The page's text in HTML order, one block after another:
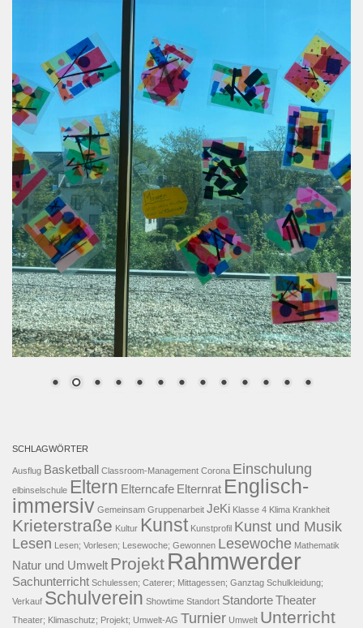
SCHLAGWÖRTER
Ausflug Basketball Classroom-Management Corona Einschulung
elbinselschule Eltern Elterncafe Elternrat Englisch-
immersiv Gemeinsam Gruppenarbeit JeKi Klasse 4 Klima Krankheit
Krieterstraße Kultur Kunst Kunstprofil Kunst und Musik
Lesen Lesen; Vorlesen; Lesewoche; Gewonnen Lesewoche Mathematik
Natur und Umwelt Projekt Rahmwerder
Sachunterricht Schulessen; Caterer; Mittagessen; Ganztag Schulkleidung;
Verkauf Schulverein Showtime Standort StandorteTheater
Theater; Klimaschutz; Projekt; Umwelt-AG Turnier Umwelt Unterricht